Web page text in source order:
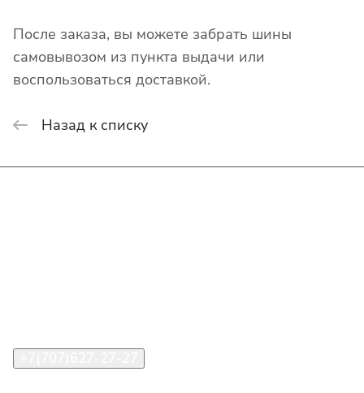
После заказа, вы можете забрать шины
самовывозом из пункта выдачи или
воспользоваться доставкой.
Назад к списку